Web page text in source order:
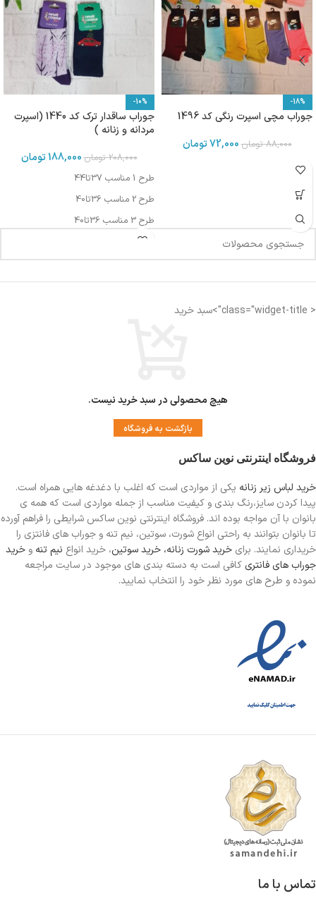
-18%
جوراب مچی اسپرت رنگی کد 1496
88,000 تومان72,000تومان
-10%
جوراب ساقدار ترک کد 1440 (اسپرت
مردانه و زنانه )
208,000 تومان188,000تومان
طرح 1 مناسب 37تا44
طرح 2 مناسب 36تا40
طرح 3 مناسب 36تا40
طرح 5مناسب 37تا44
طرح 6 مناسب 37تا44
< class="widget-title">سبد خرید
هیچ محصولی در سبد خرید نیست.
بازگشت به فروشگاه
فروشگاه اینترنتی نوین ساکس
خرید لباس زیر زنانه یکی از مواردی است که اغلب با دغدغه هایی همراه است.
پیدا کردن سایز،رنگ بندی و کیفیت مناسب از جمله مواردی است که همه ی
بانوان با آن مواجه بوده اند. فروشگاه اینترنتی نوین ساکس شرایطی را فراهم آورده
تا بانوان بتوانند به راحتی انواع شورت، سوتین، نیم تنه و جوراب های فانتزی را
خریداری نمایند. برای خرید شورت زنانه، خرید سوتین، خرید انواع نیم تنه و خرید
جوراب های فانتری کافی است به دسته بندی های موجود در سایت مراجعه
نموده و طرح های مورد نظر خود را انتخاب نمایید.
تماس با ما